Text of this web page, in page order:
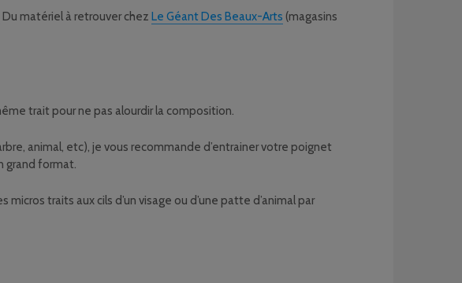
Du matériel à retrouver chez Le Géant Des Beaux-Arts (magasins
trait pour ne pas alourdir la composition.
animal, etc), je vous recommande d’entrainer votre poignet
grand format.
traits aux cils d’un visage ou d’une patte d’animal par